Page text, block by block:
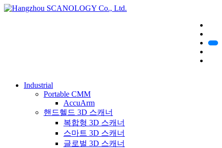
Industrial
Portable CMM
AccuArm
핸드헬드 3D 스캐너
복합형 3D 스캐너
스마트 3D 스캐너
글로벌 3D 스캐너